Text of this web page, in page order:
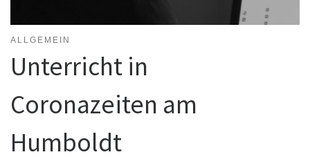
ALLGEMEIN
Unterricht in
Coronazeiten am
Humboldt